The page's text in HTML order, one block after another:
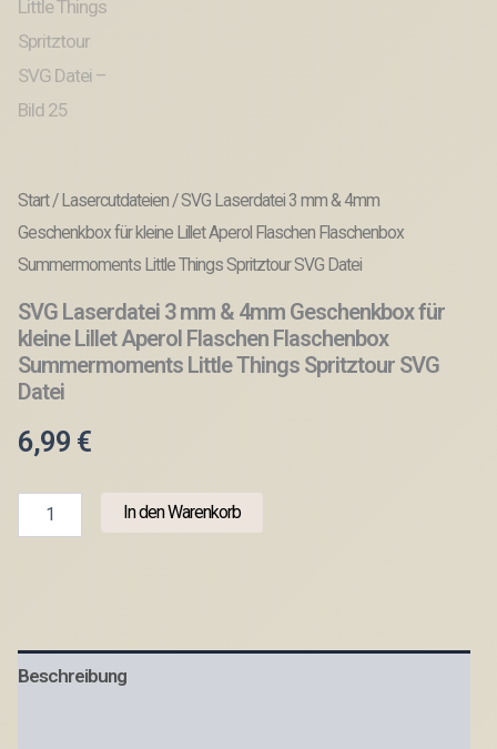
Start/ Lasercutdateien/ SVG Laserdatei 3 mm & 4mm
Geschenkbox für kleine Lillet Aperol Flaschen Flaschenbox
Summermoments Little Things Spritztour SVG Datei
SVG Laserdatei 3 mm & 4mm Geschenkbox für
kleine Lillet Aperol Flaschen Flaschenbox
Summermoments Little Things Spritztour SVG
Datei
6,99 €
Laserdatei
für
kleine
In den Warenkorb
Beschreibung